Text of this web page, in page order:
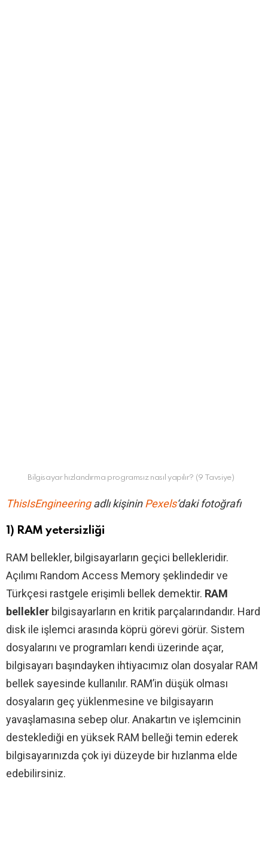
Bilgisayar hızlandırma programsız nasıl yapılır? (9 Tavsiye)
ThisIsEngineeringadlı kişininPexels‘daki fotoğrafı
1) RAM yetersizliği
RAM bellekler, bilgisayarların geçici bellekleridir.
Açılımı Random Access Memory şeklindedir ve
Türkçesi rastgele erişimli bellek demektir. RAM
bellekler bilgisayarların en kritik parçalarındandır. Hard
disk ile işlemci arasında köprü görevi görür. Sistem
dosyalarını ve programları kendi üzerinde açar,
bilgisayarı başındayken ihtiyacımız olan dosyalar RAM
bellek sayesinde kullanılır. RAM’in düşük olması
dosyaların geç yüklenmesine ve bilgisayarın
yavaşlamasına sebep olur. Anakartın ve işlemcinin
desteklediği en yüksek RAM belleği temin ederek
bilgisayarınızda çok iyi düzeyde bir hızlanma elde
edebilirsiniz.